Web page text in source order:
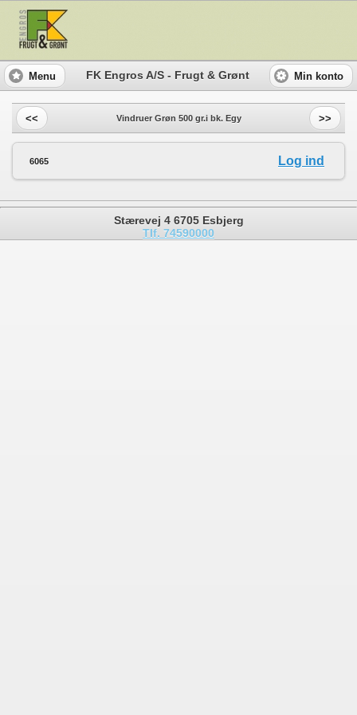
Menu FK Engros A/S - Frugt & Grønt Min konto
<< Vindruer Grøn 500 gr.i bk. Egy >>
6065 Log ind
Stærevej 4 6705 Esbjerg
Tlf. 74590000